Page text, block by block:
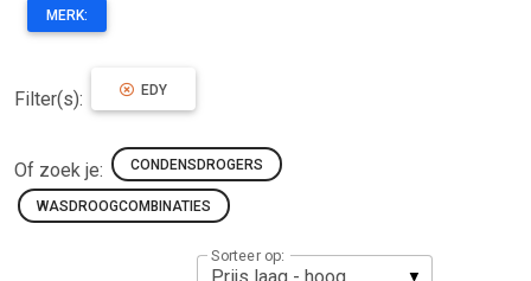
MERK:
Filter(s): EDY
Of zoek je: CONDENSDROGERS
WASDROOGCOMBINATIES
Sorteer op: